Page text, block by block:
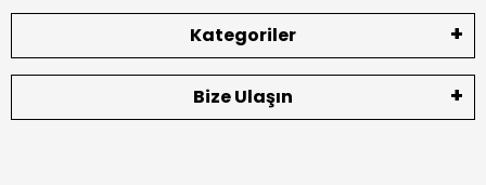
Kategoriler
Bize Ulaşın